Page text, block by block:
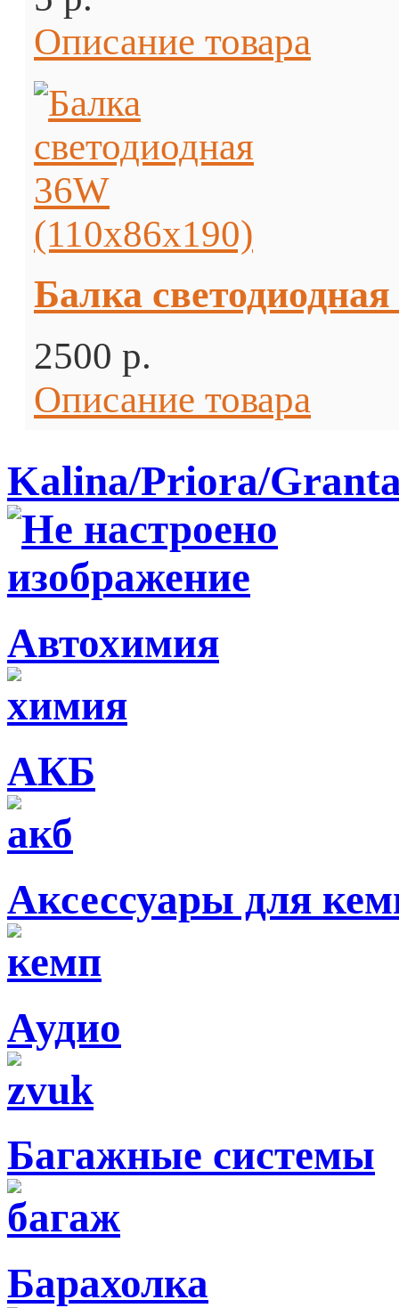
Описание товара
Балка
2500 p.
Описание товара
Kalina/Priora/
Автохимия
АКБ
Аксессуары для
Аудио
Багажные системы
Барахолка